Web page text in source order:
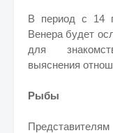
В период с 14
Венера будет
для
выяснения
Рыбы